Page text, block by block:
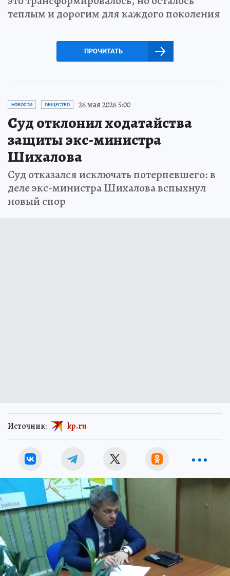
теплым и дорогим для каждого поколения
ПРОЧИТАТЬ
НОВОСТИ ОБЩЕСТВО 26 мая 2026 5:00
Суд отклонил ходатайства
защиты экс-министра
Шихалова
Суд отказался исключать потерпевшего: в
деле экс-министра Шихалова вспыхнул
новый спор
Источник: kp.ru